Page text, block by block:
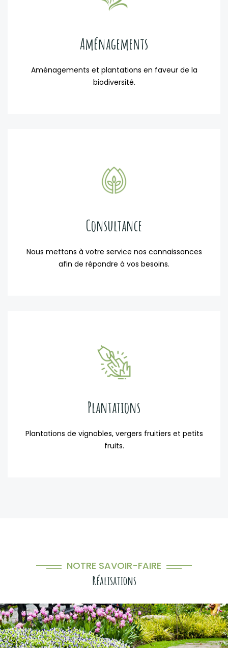
Aménagements
Aménagements et plantations en faveur de la
biodiversité.
Consultance
Nous mettons à votre service nos connaissances
afin de répondre à vos besoins.
Plantations
Plantations de vignobles, vergers fruitiers et petits
fruits.
NOTRE SAVOIR-FAIRE
Réalisations